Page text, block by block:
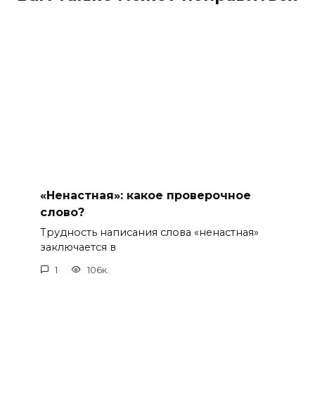
«Ненастная»: какое проверочное
слово?
Трудность написания слова «ненастная»
заключается в
1 106к.